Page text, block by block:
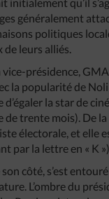
généralement
politiques
de leurs alliés.
vice-présidence,
la popularité de
d’égaler la star de
de trente mois). De
électorale, et elle
par la lettre en « K
son côté, s’est
L’ombre du